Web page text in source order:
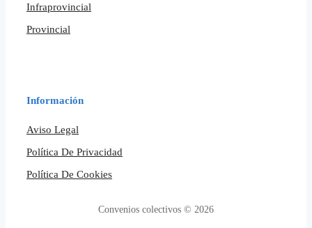
Infraprovincial
Provincial
Información
Aviso Legal
Política De Privacidad
Política De Cookies
Convenios colectivos © 2026